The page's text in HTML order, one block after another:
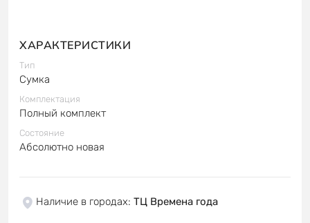
ХАРАКТЕРИСТИКИ
Тип
Сумка
Комплектация
Полный комплект
Состояние
Абсолютно новая
Наличие в городах: ТЦ Времена года